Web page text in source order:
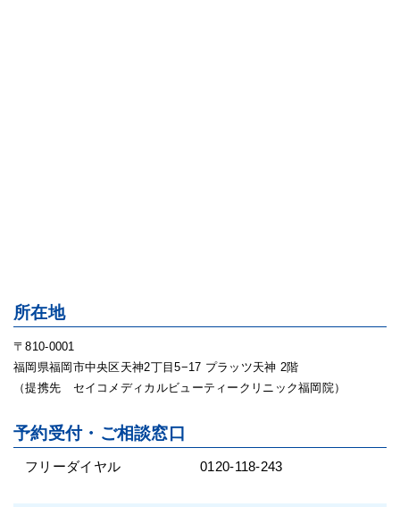
所在地
〒810-0001
福岡県福岡市中央区天神2丁目5−17 プラッツ天神 2階
（提携先 セイコメディカルビューティークリニック福岡院）
予約受付・ご相談窓口
フリーダイヤル 0120-118-243